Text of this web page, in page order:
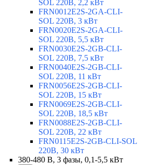
SOL 220В, 2,2 кВт
FRN0012E2S-2GA-CLI-
SOL 220В, 3 кВт
FRN0020E2S-2GA-CLI-
SOL 220В, 5,5 кВт
FRN0030E2S-2GB-CLI-
SOL 220В, 7,5 кВт
FRN0040E2S-2GB-CLI-
SOL 220В, 11 кВт
FRN0056E2S-2GB-CLI-
SOL 220В, 15 кВт
FRN0069E2S-2GB-CLI-
SOL 220В, 18,5 кВт
FRN0088E2S-2GB-CLI-
SOL 220В, 22 кВт
FRN0115E2S-2GB-CLI-SOL
220В, 30 кВт
380-480 В, 3 фазы, 0,1-5,5 кВт